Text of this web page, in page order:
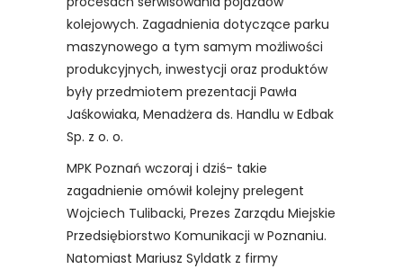
kolejowych. Zagadnienia dotyczące parku
maszynowego a tym samym możliwości
produkcyjnych, inwestycji oraz produktów
były przedmiotem prezentacji Pawła
Jaśkowiaka, Menadżera ds. Handlu w Edbak
Sp. z o. o.
MPK Poznań wczoraj i dziś- takie
zagadnienie omówił kolejny prelegent
Wojciech Tulibacki, Prezes Zarządu Miejskie
Przedsiębiorstwo Komunikacji w Poznaniu.
Natomiast Mariusz Syldatk z firmy